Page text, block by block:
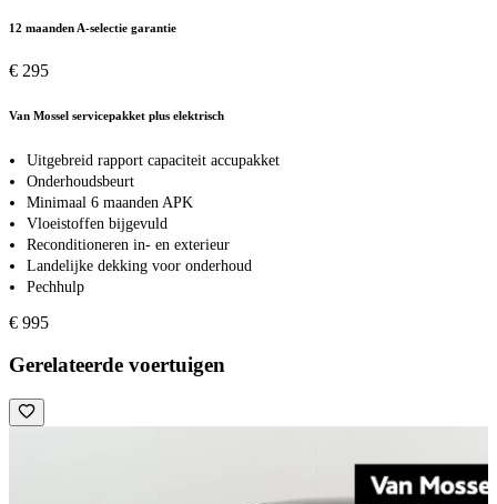
12 maanden A-selectie garantie
€ 295
Van Mossel servicepakket plus elektrisch
Uitgebreid rapport capaciteit accupakket
Onderhoudsbeurt
Minimaal 6 maanden APK
Vloeistoffen bijgevuld
Reconditioneren in- en exterieur
Landelijke dekking voor onderhoud
Pechhulp
€ 995
Gerelateerde voertuigen